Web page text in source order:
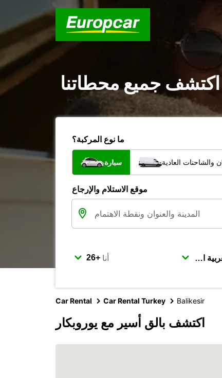
اكتشف جميع محطاتنا
ما نوع المركبة؟
سيارة والشاحنات العادية
موقع الاستلام والإرجاع
أنا
Car Rental Car Rental Turkey Balikesir
اكتشف بالق أسير مع يوروبكار